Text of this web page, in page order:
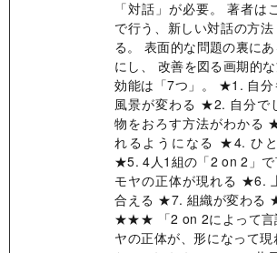
「対話」が必要。 著者は
で行う、新しい対話の方
る。 表面的な問題の裏に
にし、 改善を図る画期的
効能は「7つ」。 ★1. 自分
風景が変わる ★2. 自分で
物をおろす方法がわかる
れるようになる ★4. ひ
★5. 4人1組の「2 on 2」で
モヤの正体が現れる ★6.
合える ★7. 組織が変わ
★★★ 「2 on 2によって言
ヤの正体が、形になって